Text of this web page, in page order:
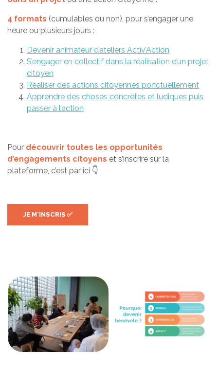
4 formats (cumulables ou non), pour s’engager une
heure ou plusieurs jours :
Devenir animateur d’ateliers Activ’Action
S’engager en collectif dans la réalisation d’un projet
citoyen
Réaliser des actions citoyennes ponctuellement
Apprendre des choses concrètes et ludiques puis
passer à l’action
Pour découvrir toutes les opportunités
d’engagements citoyens et s’inscrire sur la
plateforme, c’est par ici 👇
JE M'INSCRIS ✅